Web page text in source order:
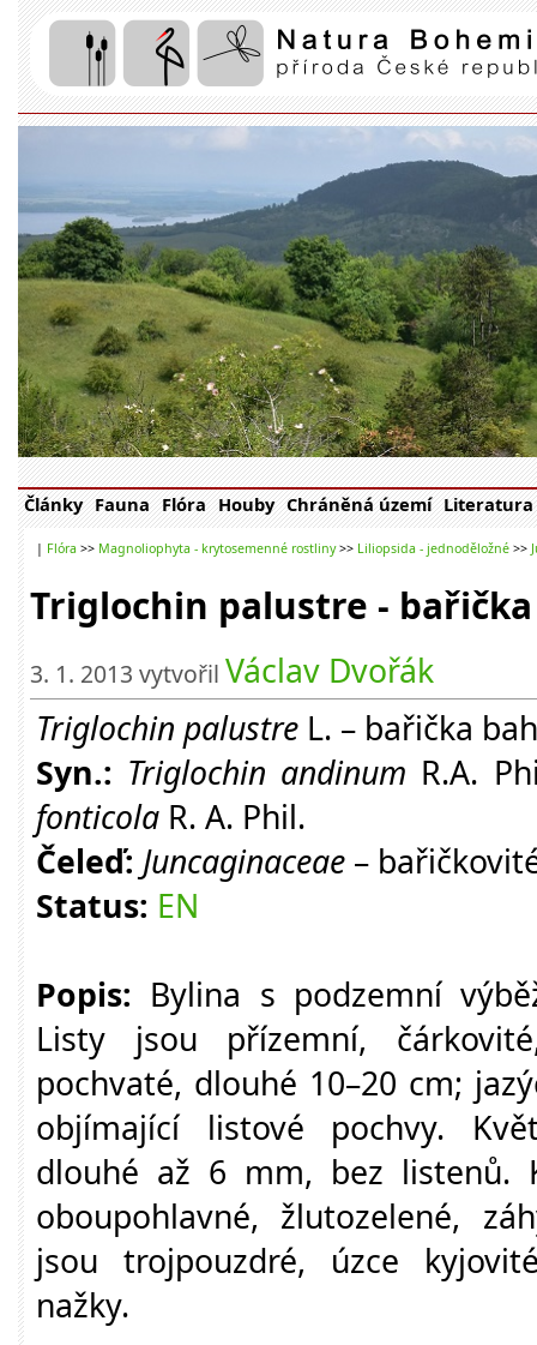
Články Fauna Flóra Houby Chráněná území Literatura
| Flóra >> Magnoliophyta - krytosemenné rostliny>> Liliopsida - jednoděložné >>
Triglochin palustre -
3. 1. 2013 vytvořil Václav Dvořák
Triglochin palustre L. – bařička
Syn.: Triglochin andinum R.A.
fonticola R. A. Phil.
Čeleď: Juncaginaceae –
Status: EN
Popis: Bylina s podzemní
Listy jsou přízemní,
pochvaté, dlouhé 10–20 cm;
objímající listové pochvy.
dlouhé až 6 mm, bez listenů.
oboupohlavné, žlutozelené,
jsou trojpouzdré, úzce
nažky.